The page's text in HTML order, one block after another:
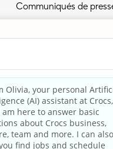
des cookies pour vous
possible sur notre
des cookies seront
de votre navigateur. Il
nécessaires au fonctionnement
pouvez décider librement
cookies, et modifier ces critères
améliorer la performance
cookies permettant
Communiqués de
Relations avec les
Surfez sur la vague
Rejoindre le Crocs Club
Achetez maintenant